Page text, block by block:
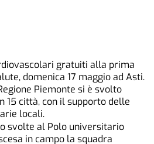
gratuiti alla prima
domenica 17 maggio ad Asti.
Piemonte si è svolto
15 città, con il supporto delle
locali.
svolte al Polo universitario
in campo la squadra